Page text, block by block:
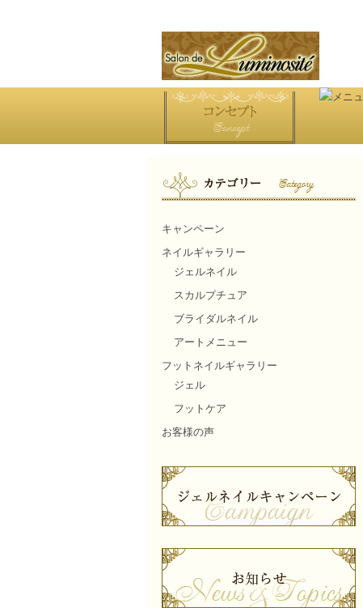
キャンペーン
ネイルギャラリー
ジェルネイル
スカルプチュア
ブライダルネイル
アートメニュー
フットネイルギャラリー
ジェル
フットケア
お客様の声